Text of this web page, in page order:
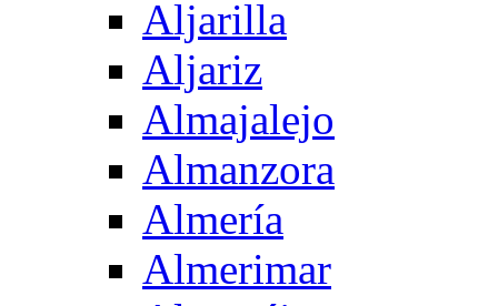
Aljarilla
Aljariz
Almajalejo
Almanzora
Almería
Almerimar